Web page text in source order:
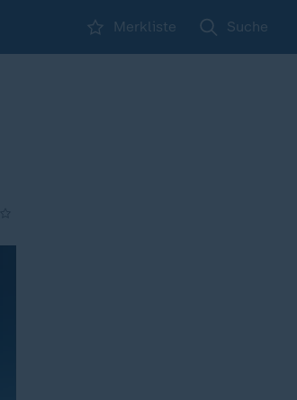
Merkliste Suche